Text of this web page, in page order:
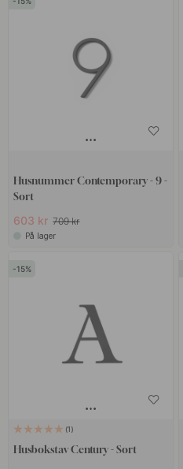
Husnummer Contemporary - 9 -
Sort
603 kr 709 kr
På lager
15
1
Husbokstav Century - Sort